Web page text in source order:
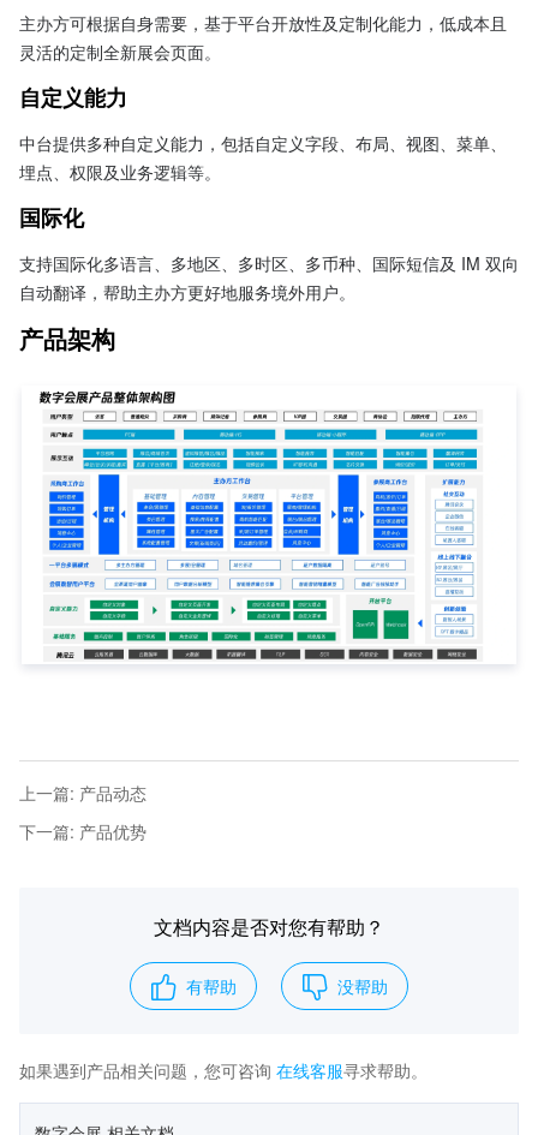
主办方可根据自身需要，基于平台开放性及定制化能力，低成本且
灵活的定制全新展会页面。
自定义能力
中台提供多种自定义能力，包括自定义字段、布局、视图、菜单、
埋点、权限及业务逻辑等。
国际化
支持国际化多语言、多地区、多时区、多币种、国际短信及 IM 双向
自动翻译，帮助主办方更好地服务境外用户。
产品架构
上一篇: 产品动态
下一篇: 产品优势
文档内容是否对您有帮助？
有帮助 没帮助
如果遇到产品相关问题，您可咨询 在线客服寻求帮助。